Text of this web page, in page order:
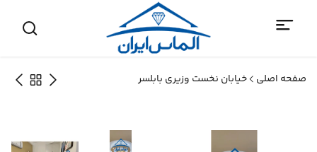
صفحه اصلی خیابان نخست وزیری بابلسر